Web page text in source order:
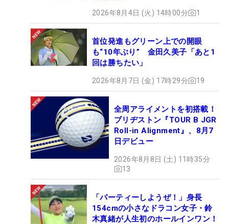
2026年8月4日 (火) 14時00分 1
首位発進もグリーン上での開眼
も“10年ぶり” 金田久美子「あと1
回は勝ちたい」
2026年8月7日 (金) 17時29分 19
全周アライメントを初搭載！
ブリヂストン『TOUR B JGR
Roll-in Alignment』、8月7
日デビュー
2026年8月8日 (土) 11時35分
13
「パーティーしようぜ！」身長
154cmの小さなドラコン女子・鈴
木真緒が人生初のホールインワン！